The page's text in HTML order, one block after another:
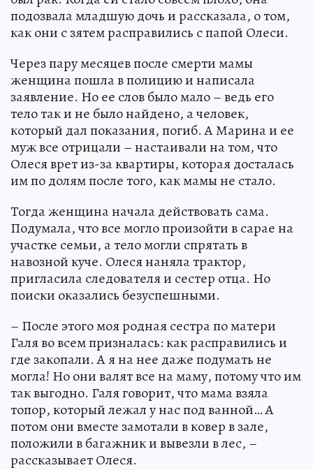
подозвала младшую дочь и рассказала, о том,
как они с зятем расправились с папой Олеси.
Через пару месяцев после смерти мамы
женщина пошла в полицию и написала
заявление. Но ее слов было мало – ведь его
тело так и не было найдено, а человек,
который дал показания, погиб. А Марина и ее
муж все отрицали – настаивали на том, что
Олеся врет из-за квартиры, которая досталась
им по долям после того, как мамы не стало.
Тогда женщина начала действовать сама.
Подумала, что все могло произойти в сарае на
участке семьи, а тело могли спрятать в
навозной куче. Олеся наняла трактор,
пригласила следователя и сестер отца. Но
поиски оказались безуспешными.
– После этого моя родная сестра по матери
Галя во всем призналась: как расправились и
где закопали. А я на нее даже подумать не
могла! Но они валят все на маму, потому что им
так выгодно. Галя говорит, что мама взяла
топор, который лежал у нас под ванной… А
потом они вместе замотали в ковер в зале,
положили в багажник и вывезли в лес, –
рассказывает Олеся.